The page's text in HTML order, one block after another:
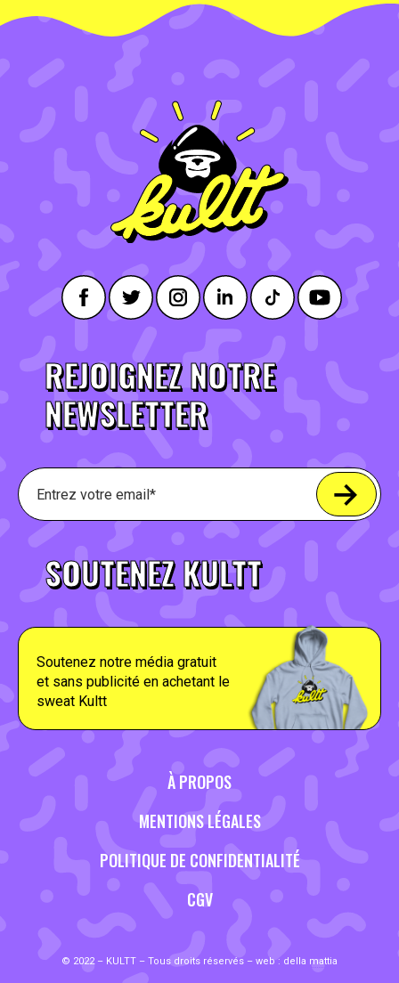
REJOIGNEZ NOTRE
NEWSLETTER
SOUTENEZ KULTT
Soutenez notre média gratuit
et sans publicité en achetant le
sweat Kultt
À PROPOS
MENTIONS LÉGALES
POLITIQUE DE CONFIDENTIALITÉ
CGV
© 2022 – KULTT – Tous droits réservés – web : della mattia